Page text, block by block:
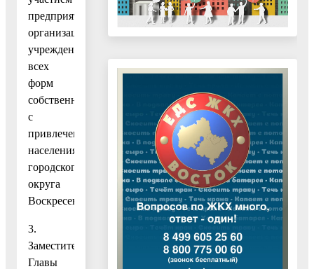
предприятий,
организаций,
учреждений
всех
форм
собственности
с
привлечением
населения
городского
округа
Воскресенск.
3.
Заместителю
Главы